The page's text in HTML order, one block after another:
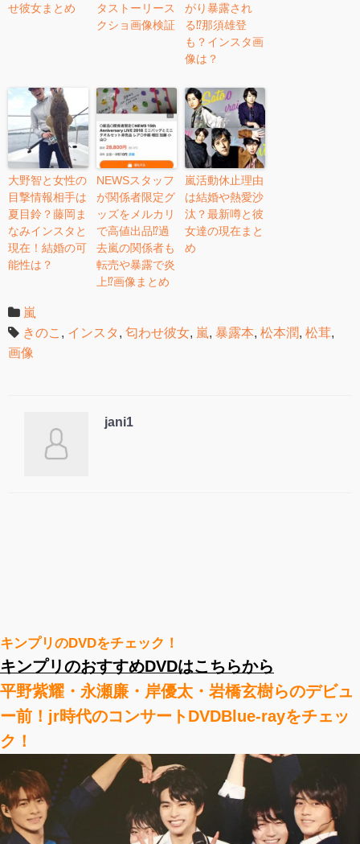
せ彼女まとめ
タストーリース
クショ画像検証
がり暴露され
る⁉︎那須雄登
も？インスタ画
像は？
大野智と女性の
目撃情報相手は
夏目鈴？藤岡ま
なみインスタと
現在！結婚の可
能性は？
NEWSスタッフ
が関係者限定グ
ッズをメルカリ
で高値出品⁉︎過
去嵐の関係者も
転売や暴露で炎
上⁉︎画像まとめ
嵐活動休止理由
は結婚や熱愛沙
汰？最新噂と彼
女達の現在まと
め
嵐
きのこ , インスタ , 匂わせ彼女, 嵐, 暴露本, 松本潤, 松茸,
画像
jani1
キンプリのDVDをチェック！
キンプリのおすすめDVDはこちらから
平野紫耀・永瀬廉・岸優太・岩橋玄樹らのデビュ
ー前！jr時代のコンサートDVDBlue-rayをチェッ
ク！